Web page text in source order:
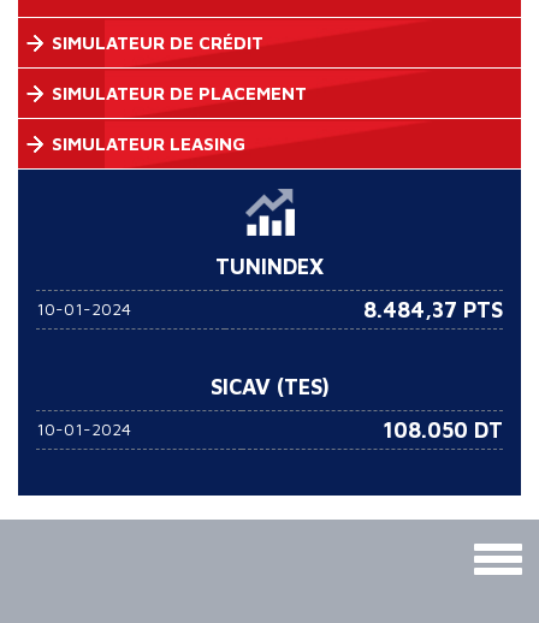
SIMULATEUR DE CRÉDIT
SIMULATEUR DE PLACEMENT
SIMULATEUR LEASING
TUNINDEX
10-01-2024 8.484,37 PTS
SICAV (TES)
10-01-2024 108.050 DT